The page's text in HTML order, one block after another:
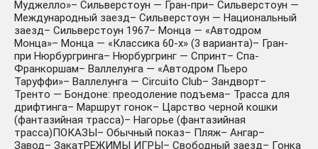
Муджелло»– Сильверстоун — Гран-при– Сильверстоун —
Международный заезд– Сильверстоун — Национальный
заезд– Сильверстоун 1967– Монца — «Автодром
Монца»– Монца — «Классика 60-х» (3 варианта)– Гран-
при Нюрбургринга– Нюрбургринг — Спринт– Спа-
Франкоршам– Валлелунга — «Автодром Пьеро
Таруффи»– Валлелунга — Circuito Club– Зандворт–
Тренто — Бондоне: преодоление подъема– Трасса для
дрифтинга– Маршрут гонок– Царство черной кошки
(фантазийная трасса)– Нагорье (фантазийная
трасса)ПОКАЗЫ– Обычный показ– Пляж– Ангар–
Завод– ЗакатРЕЖИМЫ ИГРЫ– Свободный заезд– Гонка